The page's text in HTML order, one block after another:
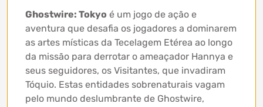
Ghostwire: Tokyo é um jogo de ação e
aventura que desafia os jogadores a dominarem
as artes místicas da Tecelagem Etérea ao longo
da missão para derrotar o ameaçador Hannya e
seus seguidores, os Visitantes, que invadiram
Tóquio. Estas entidades sobrenaturais vagam
pelo mundo deslumbrante de Ghostwire,